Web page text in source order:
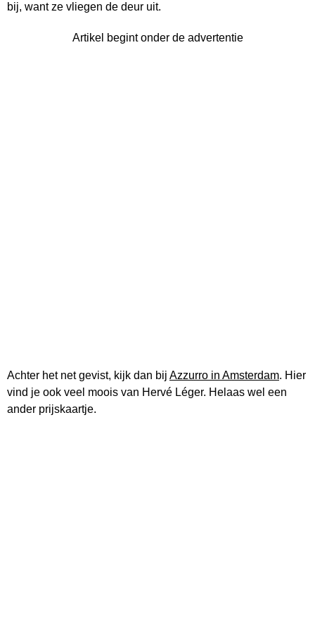
bij, want ze vliegen de deur uit.
Artikel begint onder de advertentie
Achter het net gevist, kijk dan bij Azzurro in Amsterdam. Hier
vind je ook veel moois van Hervé Léger. Helaas wel een
ander prijskaartje.